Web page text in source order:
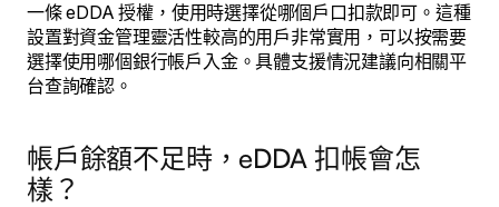
一條 eDDA 授權，使用時選擇從哪個戶口扣款即可。這種
設置對資金管理靈活性較高的用戶非常實用，可以按需要
選擇使用哪個銀行帳戶入金。具體支援情況建議向相關平
台查詢確認。
帳戶餘額不足時，eDDA 扣帳會怎
樣？